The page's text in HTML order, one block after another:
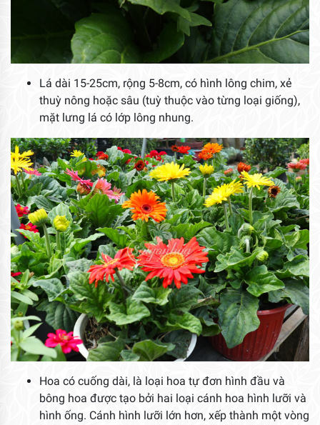
Lá dài 15-25cm, rộng 5-8cm, có hình lông chim, xẻ
thuỳ nông hoặc sâu (tuỳ thuộc vào từng loại giống),
mặt lưng lá có lớp lông nhung.
Hoa có cuống dài, là loại hoa tự đơn hình đầu và
bông hoa được tạo bởi hai loại cánh hoa hình lưỡi và
hình ống. Cánh hình lưỡi lớn hơn, xếp thành một vòng